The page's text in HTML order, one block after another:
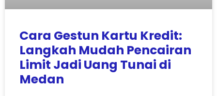
Cara Gestun Kartu Kredit:
Langkah Mudah Pencairan
Limit Jadi Uang Tunai di
Medan